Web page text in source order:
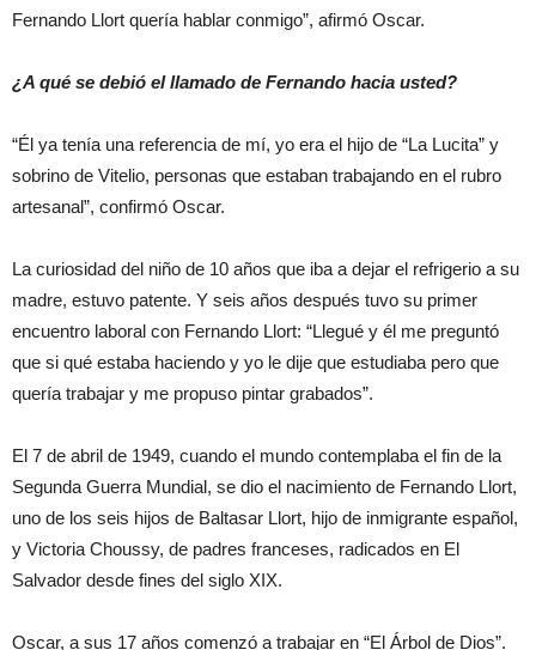
Fernando Llort quería hablar conmigo”, afirmó Oscar.
¿A qué se debió el llamado de Fernando hacia usted?
“Él ya tenía una referencia de mí, yo era el hijo de “La Lucita” y
sobrino de Vitelio, personas que estaban trabajando en el rubro
artesanal”, confirmó Oscar.
La curiosidad del niño de 10 años que iba a dejar el refrigerio a su
madre, estuvo patente. Y seis años después tuvo su primer
encuentro laboral con Fernando Llort: “Llegué y él me preguntó
que si qué estaba haciendo y yo le dije que estudiaba pero que
quería trabajar y me propuso pintar grabados”.
El 7 de abril de 1949, cuando el mundo contemplaba el fin de la
Segunda Guerra Mundial, se dio el nacimiento de Fernando Llort,
uno de los seis hijos de Baltasar Llort, hijo de inmigrante español,
y Victoria Choussy, de padres franceses, radicados en El
Salvador desde fines del siglo XIX.
Oscar, a sus 17 años comenzó a trabajar en “El Árbol de Dios”.